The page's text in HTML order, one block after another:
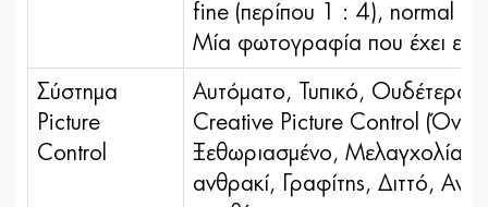
fine (περίπου 1 : 4), normal
Μία φωτογραφία που έχει
Σύστημα
Picture
Control
Αυτόματο, Τυπικό,
Creative Picture Control
Ξεθωριασμένο, Μελαγχολία,
ανθρακί, Γραφίτης, Διττό,